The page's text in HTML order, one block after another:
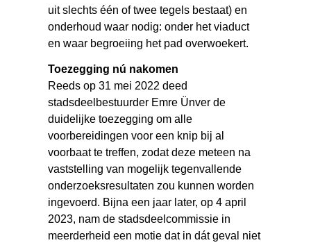
uit slechts één of twee tegels bestaat) en
onderhoud waar nodig: onder het viaduct
en waar begroeiing het pad overwoekert.
Toezegging nú nakomen
Reeds op 31 mei 2022 deed
stadsdeelbestuurder Emre Ünver de
duidelijke toezegging om alle
voorbereidingen voor een knip bij al
voorbaat te treffen, zodat deze meteen na
vaststelling van mogelijk tegenvallende
onderzoeksresultaten zou kunnen worden
ingevoerd. Bijna een jaar later, op 4 april
2023, nam de stadsdeelcommissie in
meerderheid een motie dat in dát geval niet